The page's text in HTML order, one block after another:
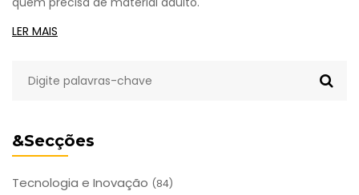
&Secções
Tecnologia e Inovação (84)
LER MAIS